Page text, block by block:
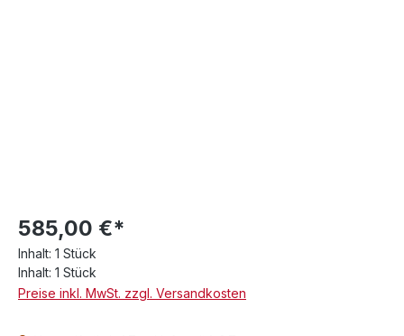
585,00 €*
Inhalt: 1 Stück
Inhalt: 1 Stück
Preise inkl. MwSt. zzgl. Versandkosten